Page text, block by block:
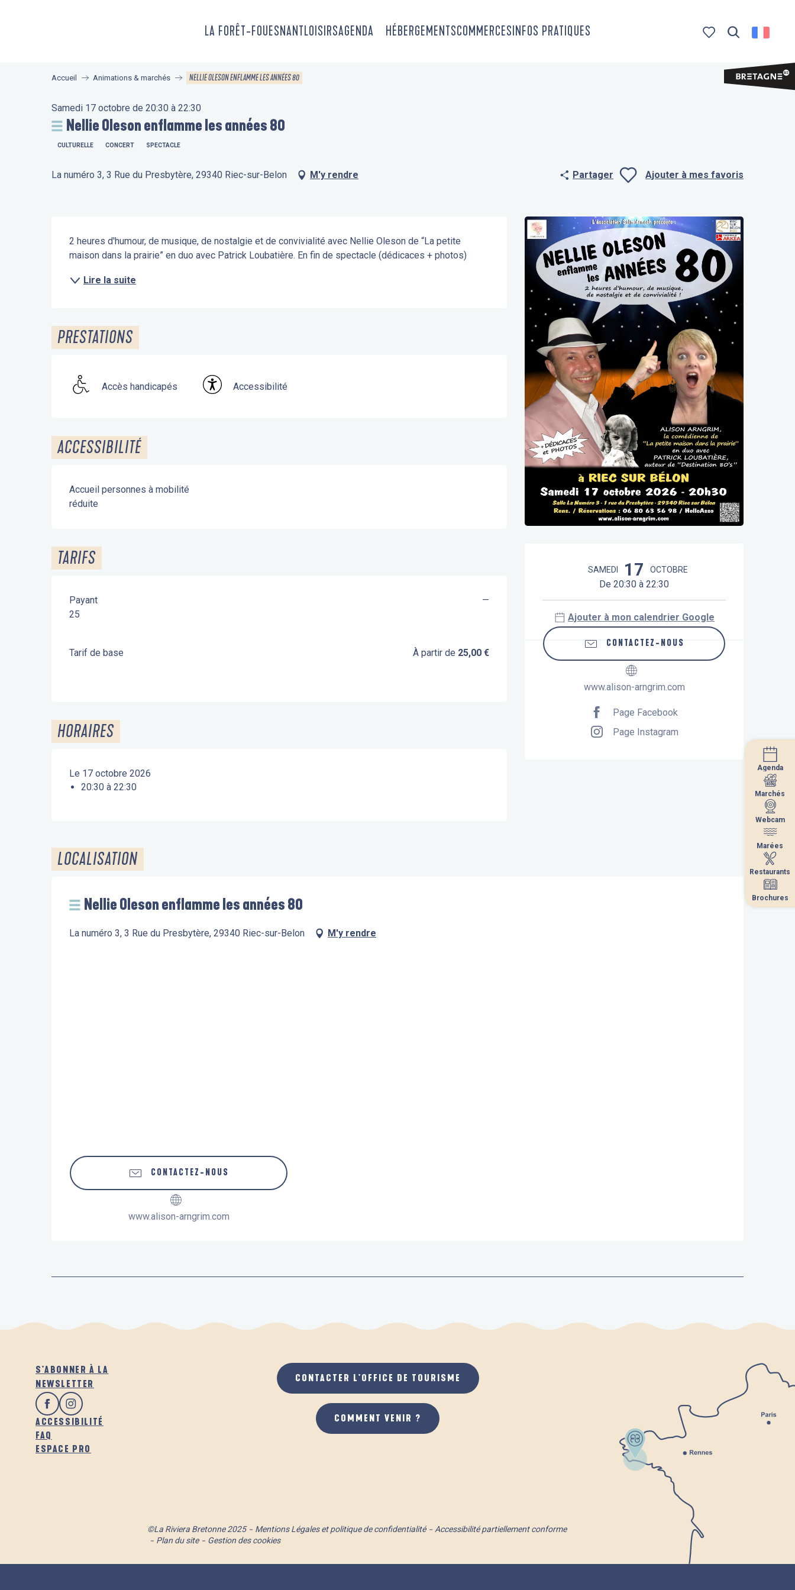
LA FORÊT-FOUESNANTLOISIRSAGENDA HÉBERGEMENTSCOMMERCES INFOS PRATIQUES
Agenda
Marchés
Webcam
Marées
Restaurants
Brochures
Accueil Animations & marchés NELLIE OLESON ENFLAMME LES ANNÉES 80
Samedi 17 octobre de 20:30 à 22:30
Nellie Oleson enflamme les années 80
CULTURELLE CONCERT SPECTACLE
La numéro 3, 3 Rue du Presbytère, 29340 Riec-sur-Belon M'y rendre Partager Ajouter à mes favoris
Ouverture et coordonnées
SAMEDI 17 OCTOBRE
De 20:30 à 22:30
Ajouter à mon calendrier Google
CONTACTEZ-NOUS
www.alison-arngrim.com
Page Facebook
Page Instagram
Description
2 heures d'humour, de musique, de nostalgie et de convivialité avec Nellie Oleson de “La petite
maison dans la prairie” en duo avec Patrick Loubatière. En fin de spectacle (dédicaces + photos)
Lire la suite
PRESTATIONS
Accès handicapés Accessibilité
ACCESSIBILITÉ
Accueil personnes à mobilité
réduite
TARIFS
Payant
25
—
Tarif de base À partir de 25,00 €
HORAIRES
Le 17 octobre 2026
20:30 à 22:30
LOCALISATION
Nellie Oleson enflamme les années 80
La numéro 3, 3 Rue du Presbytère, 29340 Riec-sur-Belon M'y rendre
CONTACTEZ-NOUS
www.alison-arngrim.com
S'ABONNER À LA
NEWSLETTER
ACCESSIBILITÉ
FAQ
ESPACE PRO
CONTACTER L'OFFICE DE TOURISME
COMMENT VENIR ?
©La Riviera Bretonne 2025 Mentions Légales et politique de confidentialité
Accessibilité partiellement conforme
Plan du site
Gestion des cookies